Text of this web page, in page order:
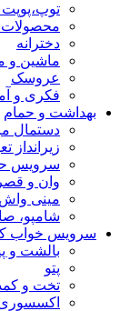
محصولات
دخترانه
ماشین و
عروسک
فکری و
بهداشت و حمام
دستمال
زیرانداز
سرویس
وان و
مینی واش
شامپو،
سرویس خواب
بالشت و
پتو
تخت و
اکسسوری